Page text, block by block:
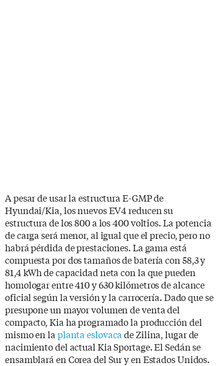
A pesar de usar la estructura E-GMP de
Hyundai/Kia, los nuevos EV4 reducen su
estructura de los 800 a los 400 voltios. La potencia
de carga será menor, al igual que el precio, pero no
habrá pérdida de prestaciones. La gama está
compuesta por dos tamaños de batería con 58,3 y
81,4 kWh de capacidad neta con la que pueden
homologar entre 410 y 630 kilómetros de alcance
oficial según la versión y la carrocería. Dado que se
presupone un mayor volumen de venta del
compacto, Kia ha programado la producción del
mismo en la planta eslovaca de Zilina, lugar de
nacimiento del actual Kia Sportage. El Sedán se
ensamblará en Corea del Sur y en Estados Unidos.